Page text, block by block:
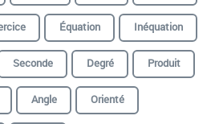
Équation
Inéquation
Seconde Degré
Produit
Angle
Orienté